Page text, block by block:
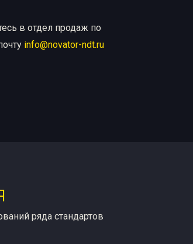
в отдел продаж по
info@novator-ndt.ru
ряда стандартов